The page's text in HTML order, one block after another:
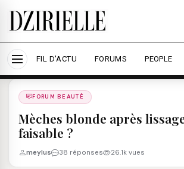
Nous utilisons des cookies pour
expérience et mesurer l'audience.
Accepter tout
FIL D'ACTU FORUMS PEOPLE
Forums
FORUM BEAUTÉ
Mèches blonde après
faisable ?
meylus 38 réponses 26.1k vues